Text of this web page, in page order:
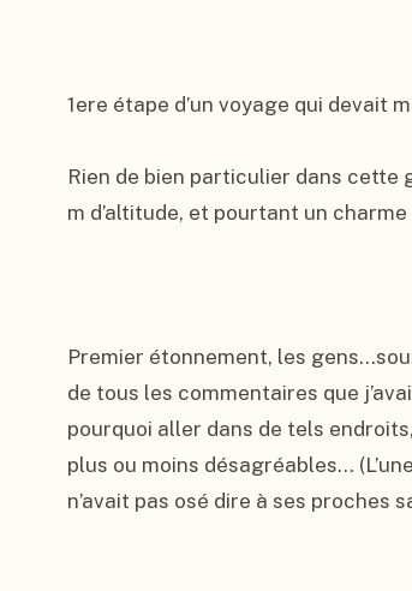
1ere étape d’un voyage qui devait
Rien de bien particulier dans cette
m d’altitude, et pourtant un
Premier étonnement, les
de tous les commentaires que
pourquoi aller dans de tels
plus ou moins désagréables…
n’avait pas osé dire à ses proches